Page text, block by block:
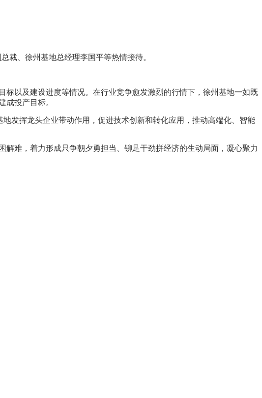
、徐州基地总经理李国平等热情接待。
以及建设进度等情况。在行业竞争愈发激烈的行情下，徐州基地一如既
成投产目标。
发挥龙头企业带动作用，促进技术创新和转化应用，推动高端化、智能
难，着力形成只争朝夕勇担当、铆足干劲拼经济的生动局面，凝心聚力